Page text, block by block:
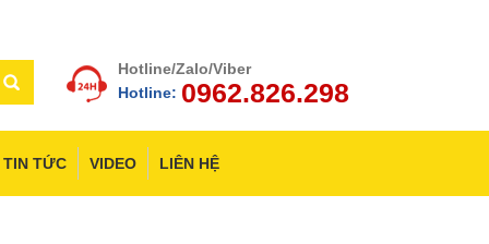
Hotline/Zalo/Viber
Hotline: 0962.826.298
TIN TỨC VIDEO LIÊN HỆ